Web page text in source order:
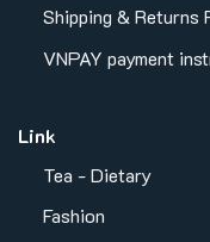
Shipping & Returns
VNPAY payment
Link
Tea - Dietary
Fashion